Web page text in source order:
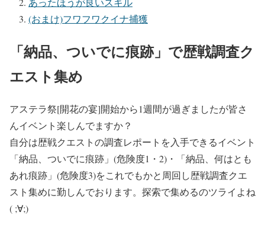
(おまけ)フワフワクイナ捕獲
「納品、ついでに痕跡」で歴戦調査ク
エスト集め
アステラ祭[開花の宴]開始から1週間が過ぎましたが皆さ
んイベント楽しんでますか？
自分は歴戦クエストの調査レポートを入手できるイベント
「納品、ついでに痕跡」(危険度1・2)・「納品、何はとも
あれ痕跡」(危険度3)をこれでもかと周回し歴戦調査クエ
スト集めに勤しんでおります。探索で集めるのツライよね
( ;∀;)